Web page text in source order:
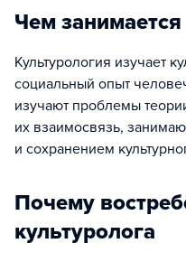
Чем занимается
Культурология изучает
социальный опыт
изучают проблемы
их взаимосвязь,
и сохранением
Почему
культуролога